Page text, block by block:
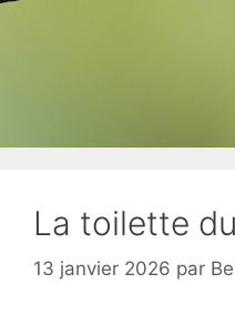
La toilette
13 janvier 2026 par